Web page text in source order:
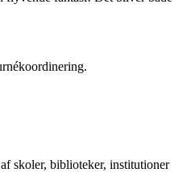
skoler, biblioteker, institutioner